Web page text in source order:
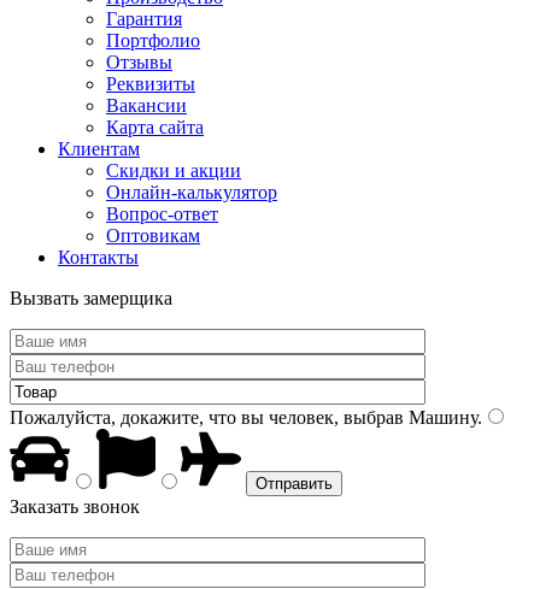
Гарантия
Портфолио
Отзывы
Реквизиты
Вакансии
Карта сайта
Клиентам
Скидки и акции
Онлайн-калькулятор
Вопрос-ответ
Оптовикам
Контакты
Вызвать замерщика
Пожалуйста, докажите, что вы человек, выбрав Машину.
Заказать звонок